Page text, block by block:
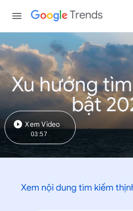
Trends
Xu hướng
bật
Xem Video
03:57
Xem nội dung tìm kiếm